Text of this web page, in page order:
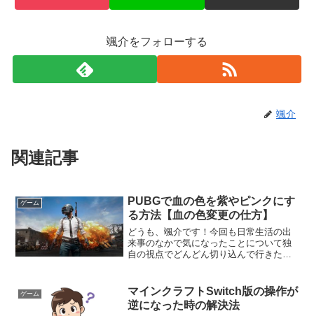
颯介をフォローする
颯介
関連記事
ゲーム
PUBGで血の色を紫やピンクにす
る方法【血の色変更の仕方】
どうも、颯介です！今回も日常生活の出
来事のなかで気になったことについて独
自の視点でどんどん切り込んで行きたい
ンラインバトルロワイヤルゲームPUBG
で、血の色を紫やピンク...
ゲーム
マインクラフトSwitch版の操作が
逆になった時の解決法